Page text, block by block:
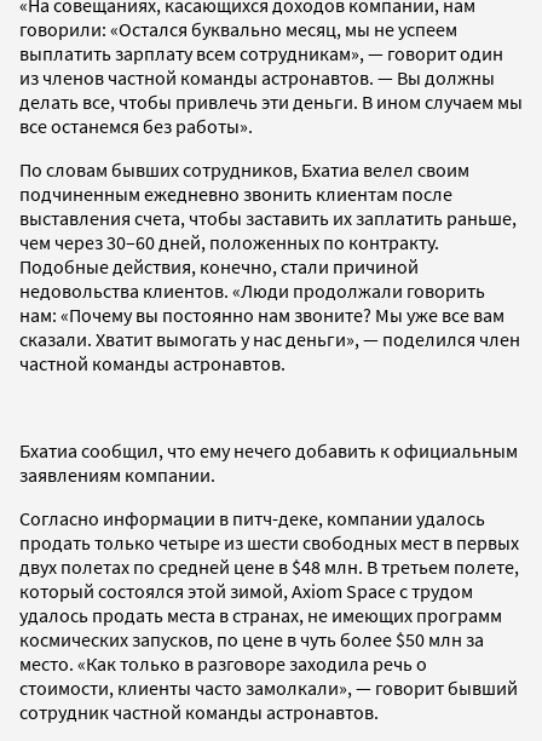
говорили: «Остался буквально месяц, мы не успеем
выплатить зарплату всем сотрудникам», — говорит один
из членов частной команды астронавтов. — Вы должны
делать все, чтобы привлечь эти деньги. В ином случаем мы
все останемся без работы».
По словам бывших сотрудников, Бхатиа велел своим
подчиненным ежедневно звонить клиентам после
выставления счета, чтобы заставить их заплатить раньше,
чем через 30–60 дней, положенных по контракту.
Подобные действия, конечно, стали причиной
недовольства клиентов. «Люди продолжали говорить
нам: «Почему вы постоянно нам звоните? Мы уже все вам
сказали. Хватит вымогать у нас деньги», — поделился член
частной команды астронавтов.
Бхатиа сообщил, что ему нечего добавить к официальным
заявлениям компании.
Согласно информации в питч-деке, компании удалось
продать только четыре из шести свободных мест в первых
двух полетах по средней цене в $48 млн. В третьем полете,
который состоялся этой зимой, Axiom Space с трудом
удалось продать места в странах, не имеющих программ
космических запусков, по цене в чуть более $50 млн за
место. «Как только в разговоре заходила речь о
стоимости, клиенты часто замолкали», — говорит бывший
сотрудник частной команды астронавтов.